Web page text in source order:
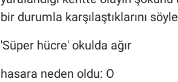
bir durumla karşılaştıklarını
'Süper hücre' okulda ağır
hasara neden oldu: O